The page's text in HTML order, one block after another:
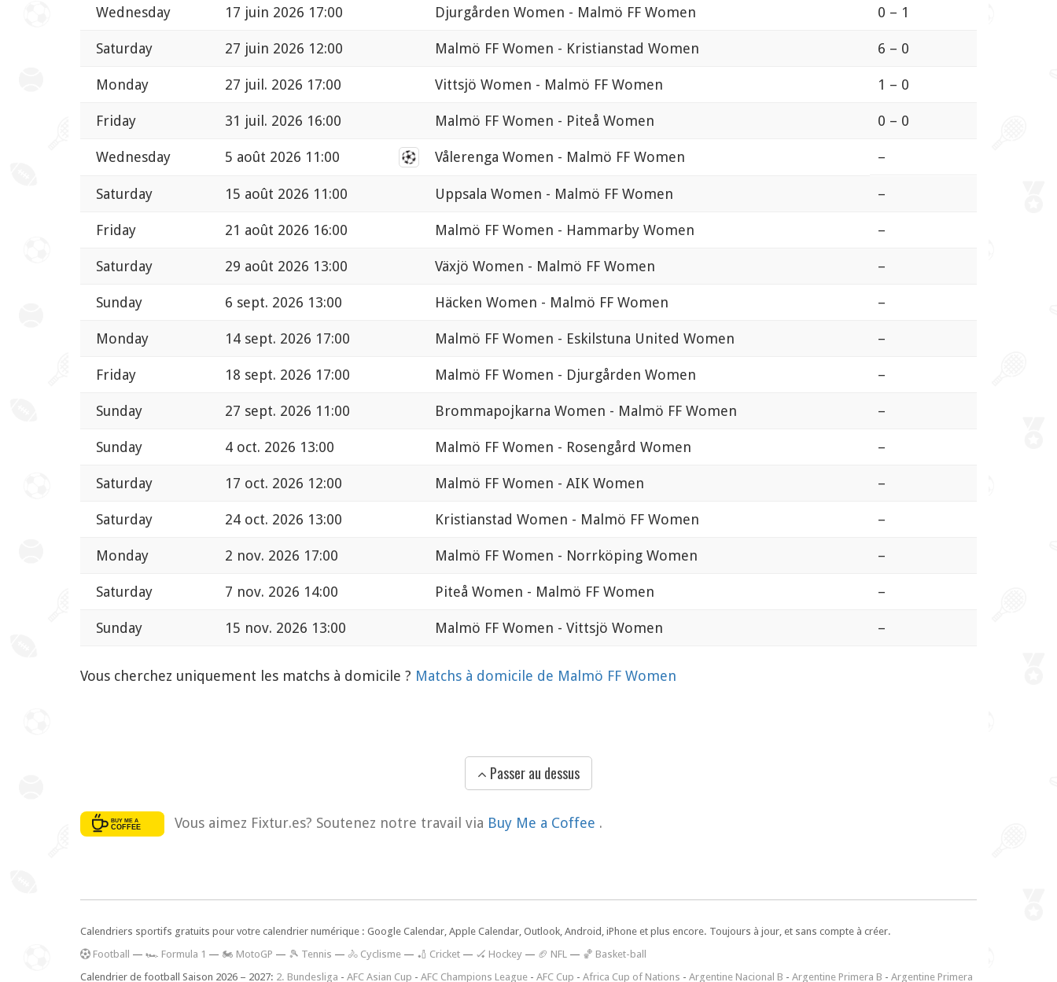
Wednesday 17 juin 2026 17:00 Djurgården Women - Malmö FF Women 0 – 1
Saturday 27 juin 2026 12:00 Malmö FF Women - Kristianstad Women 6 – 0
Monday 27 juil. 2026 17:00 Vittsjö Women - Malmö FF Women 1 – 0
Friday 31 juil. 2026 16:00 Malmö FF Women - Piteå Women 0 – 0
Wednesday 5 août 2026 11:00 Vålerenga Women - Malmö FF Women –
Saturday 15 août 2026 11:00 Uppsala Women - Malmö FF Women –
Friday 21 août 2026 16:00 Malmö FF Women - Hammarby Women –
Saturday 29 août 2026 13:00 Växjö Women - Malmö FF Women –
Sunday 6 sept. 2026 13:00 Häcken Women - Malmö FF Women –
Monday 14 sept. 2026 17:00 Malmö FF Women - Eskilstuna United Women –
Friday 18 sept. 2026 17:00 Malmö FF Women - Djurgården Women –
Sunday 27 sept. 2026 11:00 Brommapojkarna Women - Malmö FF Women –
Sunday 4 oct. 2026 13:00 Malmö FF Women - Rosengård Women –
Saturday 17 oct. 2026 12:00 Malmö FF Women - AIK Women –
Saturday 24 oct. 2026 13:00 Kristianstad Women - Malmö FF Women –
Monday 2 nov. 2026 17:00 Malmö FF Women - Norrköping Women –
Saturday 7 nov. 2026 14:00 Piteå Women - Malmö FF Women –
Sunday 15 nov. 2026 13:00 Malmö FF Women - Vittsjö Women –
Vous cherchez uniquement les matchs à domicile ? Matchs à domicile de Malmö FF Women
Passer au dessus
Vous aimez Fixtur.es? Soutenez notre travail via Buy Me a Coffee .
Calendriers sportifs gratuits pour votre calendrier numérique : Google Calendar, Apple Calendar, Outlook, Android, iPhone et plus encore. Toujours à jour, et sans compte à créer.
Football — 🏎️ Formula 1 — 🏍 MotoGP — 🎾 Tennis — 🚴 Cyclisme — 🏏 Cricket — 🏑 Hockey — 🏈 NFL — 🏀 Basket-ball
Calendrier de football Saison 2026 – 2027: 2. Bundesliga - AFC Asian Cup - AFC Champions League - AFC Cup - Africa Cup of Nations - Argentine Nacional B - Argentine Primera B - Argentine Primera